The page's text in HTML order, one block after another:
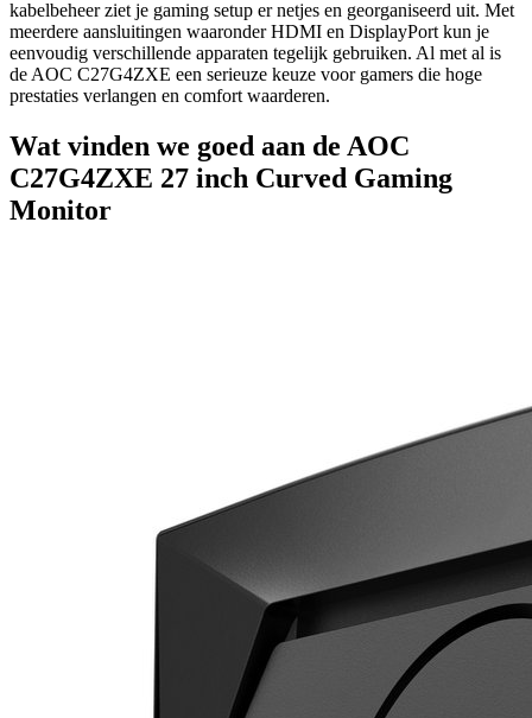
kabelbeheer ziet je gaming setup er netjes en georganiseerd uit. Met
meerdere aansluitingen waaronder HDMI en DisplayPort kun je
eenvoudig verschillende apparaten tegelijk gebruiken. Al met al is
de AOC C27G4ZXE een serieuze keuze voor gamers die hoge
prestaties verlangen en comfort waarderen.
Wat vinden we goed aan de AOC
C27G4ZXE 27 inch Curved Gaming
Monitor